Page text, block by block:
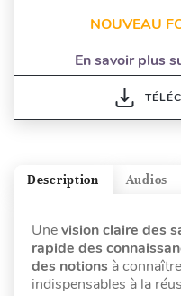
NOUVEAU
En savoir plus
Audios
Description
Unevision claire des
rapide des
des notions à
indispensables à la